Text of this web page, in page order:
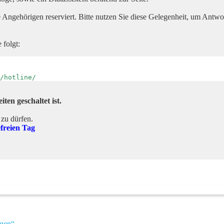
reserviert. Bitte nutzen Sie diese Gelegenheit, um
folgt:
hotline/
geschaltet ist.
dürfen.
Tag